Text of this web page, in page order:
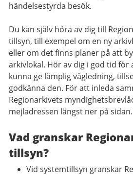
händelsestyrda besök.
Du kan själv höra av dig till
tillsyn, till exempel om en ny
eller om det finns planer på att
arkivlokal. Hör av dig i god tid för
kunna ge lämplig vägledning,
godkänna den. För att inleda
Regionarkivets
mejladressen längst ner på sidan.
Vad granskar
tillsyn?
Vid systemtillsyn granskar